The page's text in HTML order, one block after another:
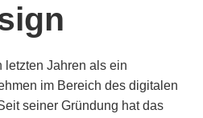
letzten Jahren als ein
im Bereich des digitalen
seiner Gründung hat das